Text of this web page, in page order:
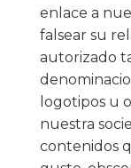
enlace a
falsear su
autorizado
logotipos u
nuestra
contenidos